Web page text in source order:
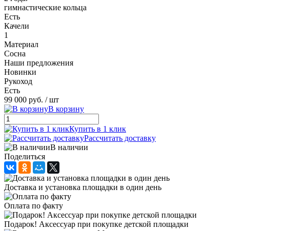
гимнастические кольца
Есть
Качели
1
Материал
Сосна
Наши предложения
Новинки
Рукоход
Есть
99 000 руб. / шт
В корзину
Купить в 1 клик
Рассчитать доставку
В наличии
Поделиться
Доставка и установка площадки в один день
Оплата по факту
Подарок! Аксессуар при покупке детской площадки